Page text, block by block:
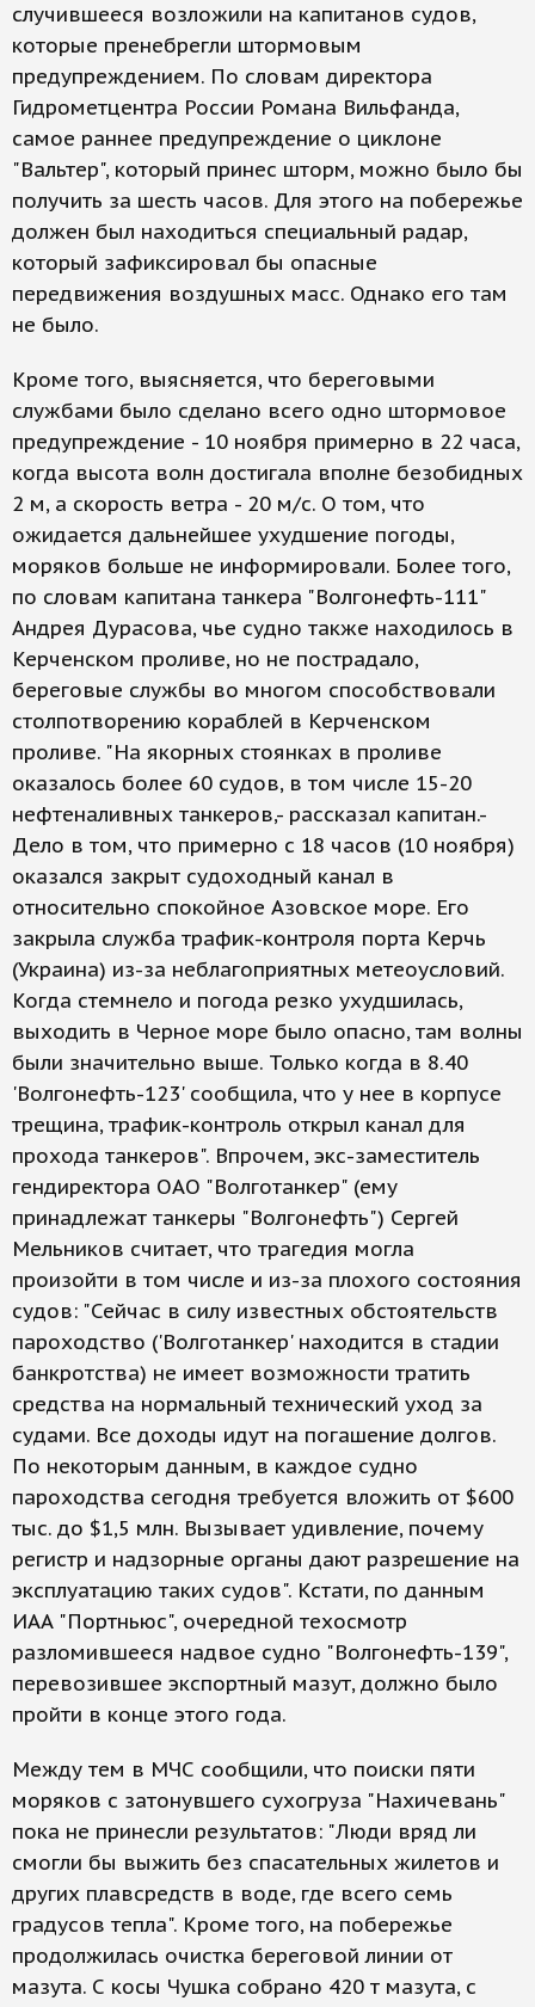
случившееся возложили на капитанов судов,
которые пренебрегли штормовым
предупреждением. По словам директора
Гидрометцентра России Романа Вильфанда,
самое раннее предупреждение о циклоне
"Вальтер", который принес шторм, можно было бы
получить за шесть часов. Для этого на побережье
должен был находиться специальный радар,
который зафиксировал бы опасные
передвижения воздушных масс. Однако его там
не было.
Кроме того, выясняется, что береговыми
службами было сделано всего одно штормовое
предупреждение - 10 ноября примерно в 22 часа,
когда высота волн достигала вполне безобидных
2 м, а скорость ветра - 20 м/с. О том, что
ожидается дальнейшее ухудшение погоды,
моряков больше не информировали. Более того,
по словам капитана танкера "Волгонефть-111"
Андрея Дурасова, чье судно также находилось в
Керченском проливе, но не пострадало,
береговые службы во многом способствовали
столпотворению кораблей в Керченском
проливе. "На якорных стоянках в проливе
оказалось более 60 судов, в том числе 15-20
нефтеналивных танкеров,- рассказал капитан.-
Дело в том, что примерно с 18 часов (10 ноября)
оказался закрыт судоходный канал в
относительно спокойное Азовское море. Его
закрыла служба трафик-контроля порта Керчь
(Украина) из-за неблагоприятных метеоусловий.
Когда стемнело и погода резко ухудшилась,
выходить в Черное море было опасно, там волны
были значительно выше. Только когда в 8.40
'Волгонефть-123' сообщила, что у нее в корпусе
трещина, трафик-контроль открыл канал для
прохода танкеров". Впрочем, экс-заместитель
гендиректора ОАО "Волготанкер" (ему
принадлежат танкеры "Волгонефть") Сергей
Мельников считает, что трагедия могла
произойти в том числе и из-за плохого состояния
судов: "Сейчас в силу известных обстоятельств
пароходство ('Волготанкер' находится в стадии
банкротства) не имеет возможности тратить
средства на нормальный технический уход за
судами. Все доходы идут на погашение долгов.
По некоторым данным, в каждое судно
пароходства сегодня требуется вложить от $600
тыс. до $1,5 млн. Вызывает удивление, почему
регистр и надзорные органы дают разрешение на
эксплуатацию таких судов". Кстати, по данным
ИАА "Портньюс", очередной техосмотр
разломившееся надвое судно "Волгонефть-139",
перевозившее экспортный мазут, должно было
пройти в конце этого года.
Между тем в МЧС сообщили, что поиски пяти
моряков с затонувшего сухогруза "Нахичевань"
пока не принесли результатов: "Люди вряд ли
смогли бы выжить без спасательных жилетов и
других плавсредств в воде, где всего семь
градусов тепла". Кроме того, на побережье
продолжилась очистка береговой линии от
мазута. С косы Чушка собрано 420 т мазута, с